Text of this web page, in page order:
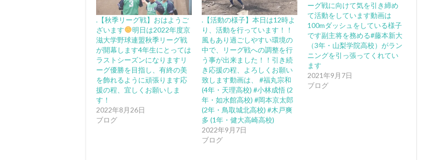
.【秋季リーグ戦】おはようご
ざいます
明日は2022年度京
滋大学野球連盟秋季リーグ戦
が開幕します4年生にとっては
ラストシーズンになりますリ
ーグ優勝を目指し、有終の美
を飾れるように頑張ります応
援の程、宜しくお願いしま
す！
2022年8月26日
ブログ
.【活動の様子】本日は12時よ
り、活動を行っています！！
風もあり過ごしやすい環境の
中で、リーグ戦への調整を行
う事が出来ました！！️引き続
き応援の程、よろしくお願い
致します動画は、 #福丸宗和
(4年・天理高校) #小林成悟 (2
年・如水館高校) #岡本京太郎
(2年・鳥取城北高校) #木戸爽
多 (1年・健大高崎高校)
2022年9月7日
ブログ
ーグ戦に向けて気を引き締め
て活動をしています動画は
100mダッシュをしている様子
です︎副主将を務める#藤本新大
（3年・山梨学院高校）がラン
ニングを引っ張ってくれてい
ます️
2021年9月7日
ブログ